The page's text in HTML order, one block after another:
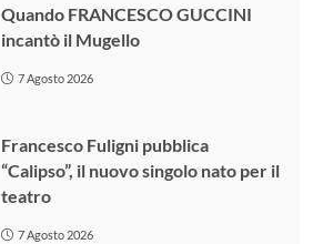
Quando FRANCESCO GUCCINI
incantò il Mugello
7 Agosto 2026
Francesco Fuligni pubblica
“Calipso”, il nuovo singolo nato per il
teatro
7 Agosto 2026